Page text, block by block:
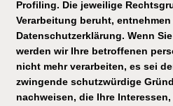
Profiling. Die jeweilige
Verarbeitung beruht, entnehmen
Datenschutzerklärung. Wenn
werden wir Ihre betroffenen
nicht mehr verarbeiten, es sei
zwingende schutzwürdige
nachweisen, die Ihre